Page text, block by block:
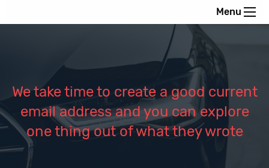
Menu
We take time to create a good current
email address and you can explore
one thing out of what they wrote